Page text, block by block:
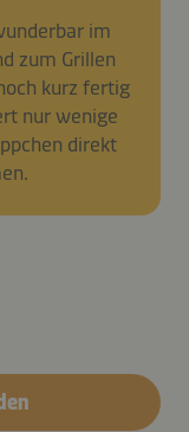
im
zum Grillen
kurz fertig
nur wenige
direkt